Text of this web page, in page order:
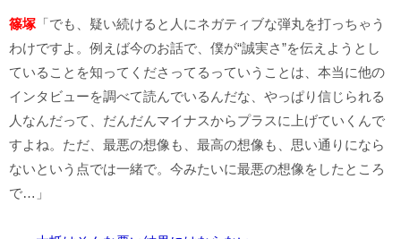
篠塚 「でも、疑い続けると人にネガティブな弾丸を打っちゃう
わけですよ。例えば今のお話で、僕が“誠実さ”を伝えようとし
ていることを知ってくださってるっていうことは、本当に他の
インタビューを調べて読んでいるんだな、やっぱり信じられる
人なんだって、だんだんマイナスからプラスに上げていくんで
すよね。ただ、最悪の想像も、最高の想像も、思い通りになら
ないという点では一緒で。今みたいに最悪の想像をしたところ
で…」